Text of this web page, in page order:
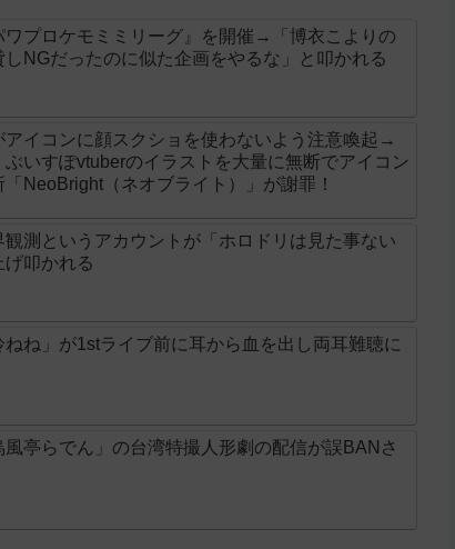
プロケモミミリーグ』を開催→「博衣こよりの
NGだったのに似た企画をやるな」と叩かれる
イコンに顔スクショを使わないよう注意喚起→
いすぽvtuberのイラストを大量に無断でアイコン
NeoBright（ネオブライト）」が謝罪！
測というアカウントが「ホロドリは見た事ない
叩かれる
ね」が1stライブ前に耳から血を出し両耳難聴に
亭らでん」の台湾特撮人形劇の配信が誤BANさ